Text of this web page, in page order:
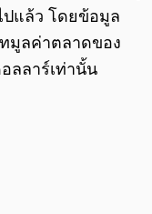
ปแล้ว โดยข้อมูล
ทมูลค่าตลาดของ
ลลาร์เท่านั้น